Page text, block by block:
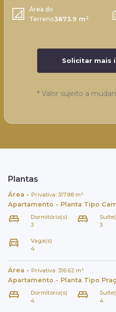
Área do
Terreno3873.9 m²
Solicitar mais
* Valor sujeito a
Plantas
Área - Privativa: 317.88 m²
Apartamento - Planta Tipo
Dormitório(s)
3
3
Vaga(s)
4
Área - Privativa: 316.62 m²
Apartamento - Planta Tipo
Dormitório(s)
4
4